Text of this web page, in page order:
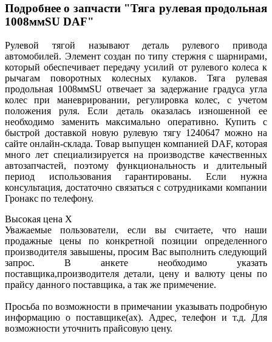
Подробнее о запчасти "Тяга рулевая продольная
1008ммSU DAF"
Рулевой тягой называют деталь рулевого привода
автомобилей. Элемент создан по типу стержня с шарнирами,
который обеспечивает передачу усилий от рулевого колеса к
рычагам поворотных колесных кулаков. Тяга рулевая
продольная 1008ммSU отвечает за задержание градуса угла
колес при маневрировании, регулировка колес, с учетом
положения руля. Если деталь оказалась изношенной ее
необходимо заменить максимально оперативно. Купить с
быстрой доставкой новую рулевую тягу 1240647 можно на
сайте онлайн-склада. Товар выпущен компанией DAF, которая
много лет специализируется на производстве качественных
автозапчастей, поэтому функциональность и длительный
период использования гарантированы. Если нужна
консультация, достаточно связаться с сотрудниками компании
Гронакс по телефону.
Высокая цена X
Уважаемые пользователи, если вы считаете, что наши
продажные цены по конкретной позиции определенного
производителя завышены, просим Вас выполнить следующий
запрос. В анкете необходимо указать
поставщика,производителя детали, цену и валюту цены по
прайсу данного поставщика, а так же примечение.
Просьба по возможности в примечании указывать подробную
информацию о поставщике(ах). Адрес, телефон и т.д. Для
возможности уточнить прайсовую цену.